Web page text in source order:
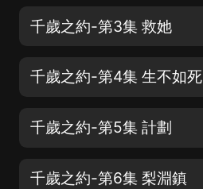
千歲之約-第3集 救她
千歲之約-第4集 生不如死
千歲之約-第5集 計劃
千歲之約-第6集 梨淵鎮